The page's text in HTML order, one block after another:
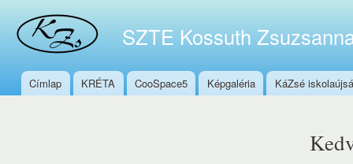
SZTE Kossuth
Főmenü
Címlap KRÉTA CooSpace5 Képgaléria KáZsé